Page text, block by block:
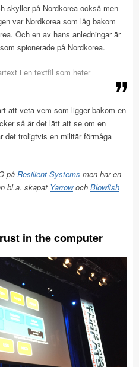
skyller på Nordkorea också men
var Nordkorea som låg bakom
Och en av hans anledningar är
spionerade på Nordkorea.
i en textfil som heter
att veta vem som ligger bakom en
så är det lätt att se om en
det troligtvis en militär förmåga
på Resilient Systems men har en
bl.a. skapat Yarrowoch Blowfish
in the computer